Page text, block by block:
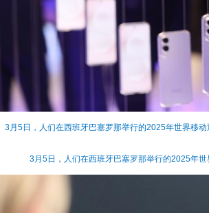
3月5日，人们在西班牙巴塞罗那举行的2025年世界移
3月5日，人们在西班牙巴塞罗那举行的2025年